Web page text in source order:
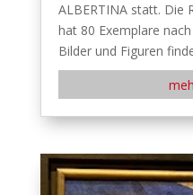
ALBERTINA statt. Die
hat 80 Exemplare
Bilder und Figuren